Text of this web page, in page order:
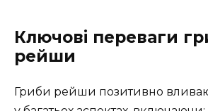
Ключові переваги
рейши
Гриби рейши позитивно